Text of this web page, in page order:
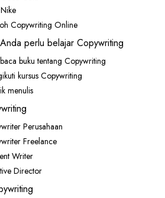
Copywriting Online
perlu belajar Copywriting
buku tentang Copywriting
kursus Copywriting
menulis
Perusahaan
Freelance
Writer
Director